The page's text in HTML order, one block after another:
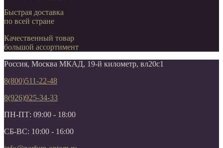
Быстрая доставка
по всей стране
Качественный товар
большой ассортимент
Россия, Москва МКАД, 19-й километр, вл20с1
8(800)511-22-48
8(926)925-34-33
ПН-ПТ: 09:00 - 18:00
СБ-ВС: 10:00 - 16:00